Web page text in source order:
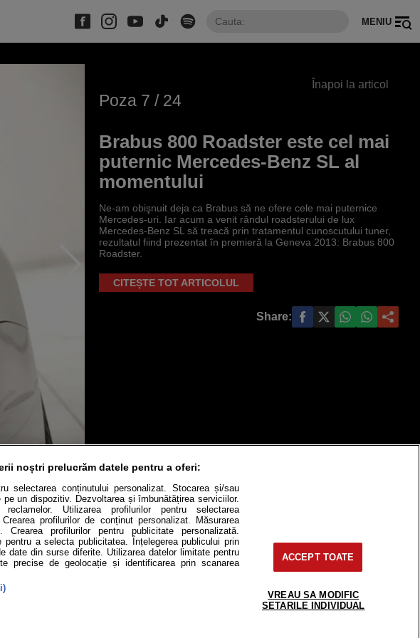
MENIU
Înapoi la articol
Poza 7 / 24
Brabus 800 Roadster este cel mai
puternic Mercedes-Benz SL al
momentului
Ne-am obişnuit deja ca Brabus să ne ofere cele mai puternice
Mercedes-uri. Iar acum a venit rândul roadsterului de lux
Mercedes-Benz SL să treacă prin tratamentul cunoscutului tuner,
rezultatul fiind prezentat în premieră la Geneva 2013: Brabus 800
Roadster.
CITEȘTE TOT ARTICOLUL
Share:
Podcast cu Prioritate Cât costă?
Echipa editorială Contact Modifică Setările
sau persoană (site-uri, instituţii mass-media, firme de
noștri prelucrăm datele pentru a oferi:
selectarea conținutului personalizat. Stocarea și/sau
pe un dispozitiv. Dezvoltarea și îmbunătățirea serviciilor.
reclamelor. Utilizarea profilurilor pentru selectarea
profilurilor de conținut personalizat. Măsurarea
Crearea profilurilor pentru publicitate personalizată.
pentru a selecta publicitatea. Înțelegerea publicului prin
date din surse diferite. Utilizarea datelor limitate pentru
precise de geolocație și identificarea prin scanarea
ACCEPT TOATE
VREAU SA MODIFIC
SETARILE INDIVIDUAL